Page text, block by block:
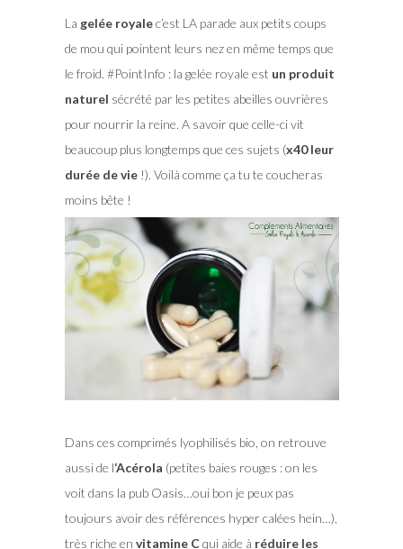
La gelée royalec’est LA parade aux petits coups
de mou qui pointent leurs nez en même temps que
le froid. #PointInfo : la gelée royale est un produit
naturel sécrété par les petites abeilles ouvrières
pour nourrir la reine. A savoir que celle-ci vit
beaucoup plus longtemps que ces sujets (x40 leur
durée de vie!). Voilà comme ça tu te coucheras
moins bête !
Dans ces comprimés lyophilisés bio, on retrouve
aussi de l‘Acérola (petites baies rouges : on les
voit dans la pub Oasis…oui bon je peux pas
toujours avoir des références hyper calées hein…),
très riche en vitamine Cqui aide à réduire les